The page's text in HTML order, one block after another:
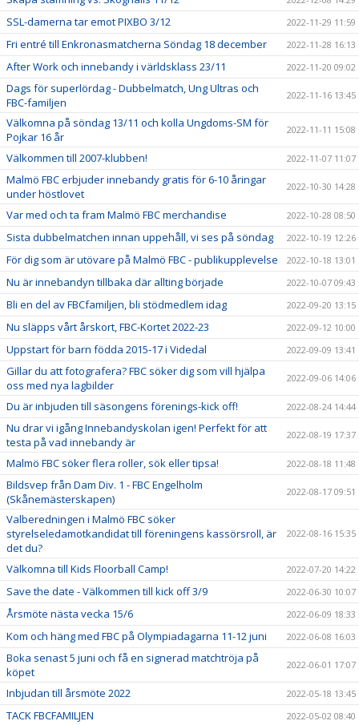
SSL-damerna tar emot PIXBO 3/12 2022-11-29 11:59
Fri entré till Enkronasmatcherna Söndag 18 december 2022-11-28 16:13
After Work och innebandy i världsklass 23/11 2022-11-20 09:02
Dags för superlördag - Dubbelmatch, Ung Ultras och
FBC-familjen
2022-11-16 13:45
Välkomna på söndag 13/11 och kolla Ungdoms-SM för
Pojkar 16 år
2022-11-11 15:08
Välkommen till 2007-klubben! 2022-11-07 11:07
Malmö FBC erbjuder innebandy gratis för 6-10 åringar
under höstlovet
2022-10-30 14:28
Var med och ta fram Malmö FBC merchandise 2022-10-28 08:50
Sista dubbelmatchen innan uppehåll, vi ses på söndag 2022-10-19 12:26
För dig som är utövare på Malmö FBC - publikupplevelse 2022-10-18 13:01
Nu är innebandyn tillbaka där allting började 2022-10-07 09:43
Bli en del av FBCfamiljen, bli stödmedlem idag 2022-09-20 13:15
Nu släpps vårt årskort, FBC-Kortet 2022-23 2022-09-12 10:00
Uppstart för barn födda 2015-17 i Videdal 2022-09-09 13:41
Gillar du att fotografera? FBC söker dig som vill hjälpa
oss med nya lagbilder
2022-09-06 14:06
Du är inbjuden till säsongens förenings-kick off! 2022-08-24 14:44
Nu drar vi igång Innebandyskolan igen! Perfekt för att
testa på vad innebandy är
2022-08-19 17:37
Malmö FBC söker flera roller, sök eller tipsa! 2022-08-18 11:48
Bildsvep från Dam Div. 1 - FBC Engelholm
(Skånemästerskapen)
2022-08-17 09:51
Valberedningen i Malmö FBC söker
styrelseledamotkandidat till föreningens kassörsroll, är
det du?
2022-08-16 15:35
Välkomna till Kids Floorball Camp! 2022-07-20 14:22
Save the date - Välkommen till kick off 3/9 2022-06-30 10:07
Årsmöte nästa vecka 15/6 2022-06-09 18:33
Kom och häng med FBC på Olympiadagarna 11-12 juni 2022-06-08 16:03
Boka senast 5 juni och få en signerad matchtröja på
köpet
2022-06-01 17:07
Inbjudan till årsmöte 2022 2022-05-18 13:45
TACK FBCFAMILJEN 2022-05-02 08:40